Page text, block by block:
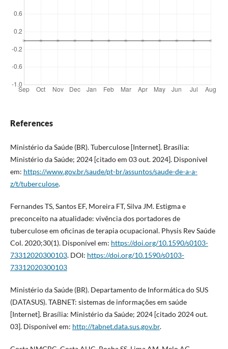
References
Ministério da Saúde (BR). Tuberculose [Internet]. Brasília:
Ministério da Saúde; 2024 [citado em 03 out. 2024]. Disponível
em: https://www.gov.br/saude/pt-br/assuntos/saude-de-a-a-
z/t/tuberculose.
Fernandes TS, Santos EF, Moreira FT, Silva JM. Estigma e
preconceito na atualidade: vivência dos portadores de
tuberculose em oficinas de terapia ocupacional. Physis Rev Saúde
Col. 2020;30(1). Disponível em: https://doi.org/10.1590/s0103-
73312020300103. DOI: https://doi.org/10.1590/s0103-
73312020300103
Ministério da Saúde (BR). Departamento de Informática do SUS
(DATASUS). TABNET: sistemas de informações em saúde
[Internet]. Brasília: Ministério da Saúde; 2024 [citado 2024 out.
03]. Disponível em: http://tabnet.data.sus.gov.br.